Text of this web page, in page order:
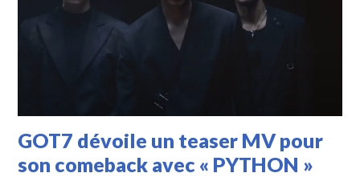
GOT7 dévoile un teaser MV pour
son comeback avec « PYTHON »